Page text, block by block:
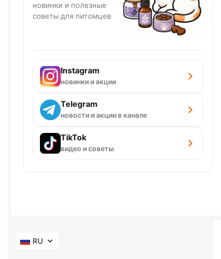
новинки и полезные
советы для питомцев
Instagram
новинки и акции
Telegram
новости и акции в канале
TikTok
видео и советы
RU